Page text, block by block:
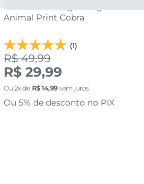
Animal Print Cobra
(1)
R$ 49,99
R$ 29,99
Ou2x de R$14,99sem juros
Ou 5% de desconto no PIX